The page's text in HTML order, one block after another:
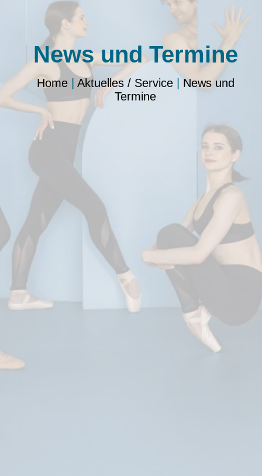
News und Termine
Home| Aktuelles / Service| News und
Termine